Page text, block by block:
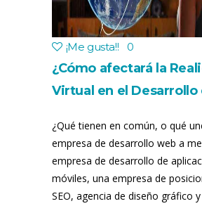
¡Me gusta!! 0
¿Cómo afectará la
Virtual en el Desarrollo
Sociales?
¿Qué tienen en común, o qué
empresa de desarrollo web a
empresa de desarrollo de
móviles, una empresa de
SEO, agencia de diseño gráfico